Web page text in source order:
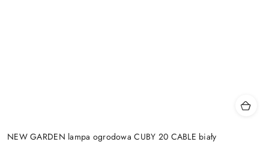
NEW GARDEN lampa ogrodowa CUBY 20 CABLE biały